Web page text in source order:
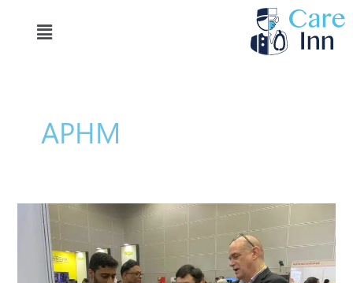
تخطي
إلى
المحتوى
Menu
APHM